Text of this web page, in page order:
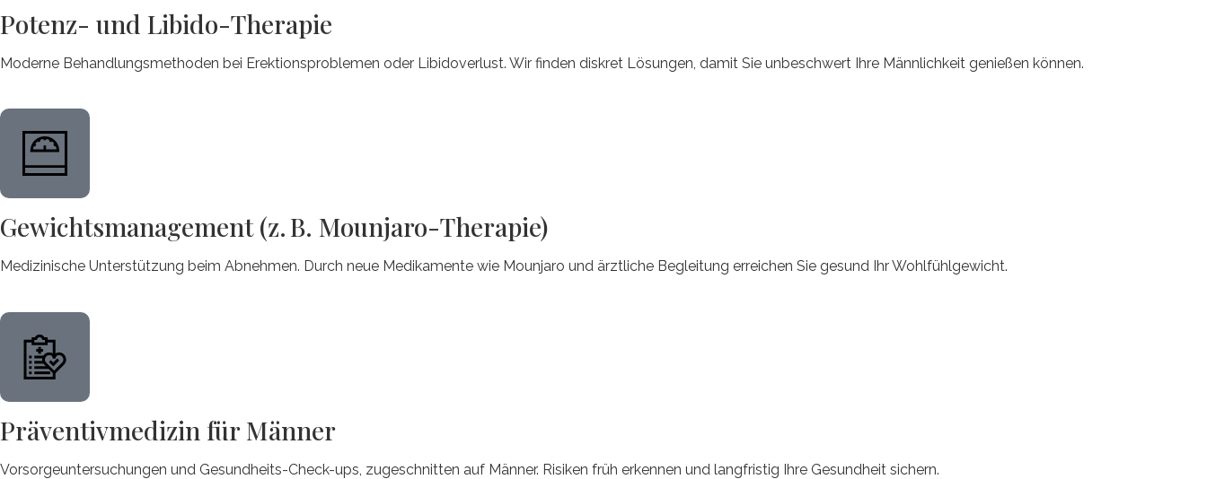
Potenz- und Libido-Therapie
Moderne Behandlungsmethoden bei Erektionsproblemen oder Libidoverlust. Wir finden diskret Lösungen, damit Sie unbeschwert Ihre Männlichkeit genießen können.
Gewichtsmanagement (z. B. Mounjaro-Therapie)
Medizinische Unterstützung beim Abnehmen. Durch neue Medikamente wie Mounjaro und ärztliche Begleitung erreichen Sie gesund Ihr Wohlfühlgewicht.
Präventivmedizin für Männer
Vorsorgeuntersuchungen und Gesundheits-Check-ups, zugeschnitten auf Männer. Risiken früh erkennen und langfristig Ihre Gesundheit sichern.